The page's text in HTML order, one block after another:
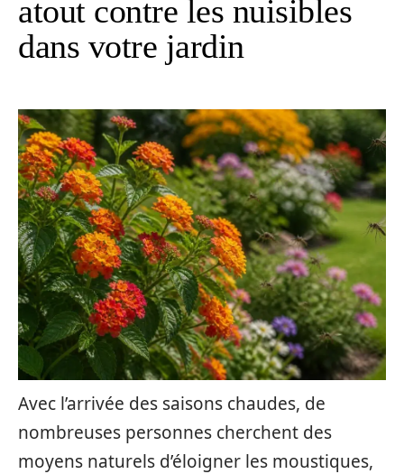
atout contre les nuisibles
dans votre jardin
Avec l’arrivée des saisons chaudes, de
nombreuses personnes cherchent des
moyens naturels d’éloigner les moustiques,